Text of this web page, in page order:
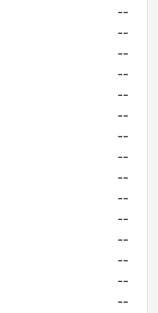
--
--
--
--
--
--
--
--
--
--
--
--
--
--
--